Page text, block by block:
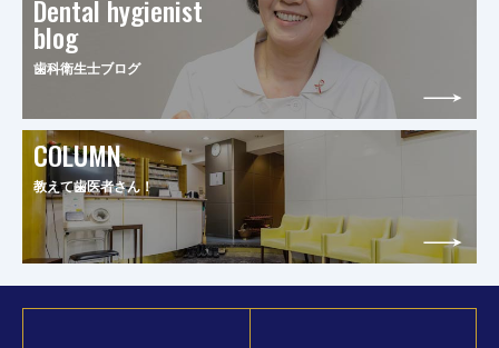
Dental hygienist
blog
歯科衛生士ブログ
COLUMN
教えて歯医者さん！